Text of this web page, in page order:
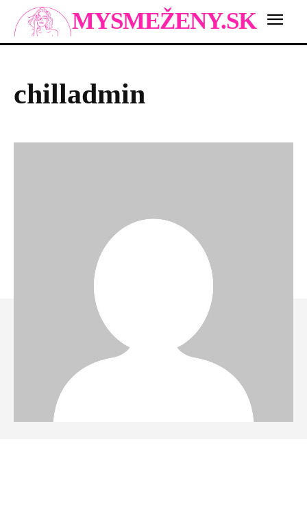
MYSMEŽENY.SK
chilladmin